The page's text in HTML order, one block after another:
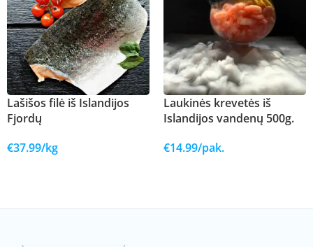
Lašišos filė iš Islandijos
Fjordų
€37.99/kg
Laukinės krevetės iš
Islandijos vandenų 500g.
€14.99/pak.